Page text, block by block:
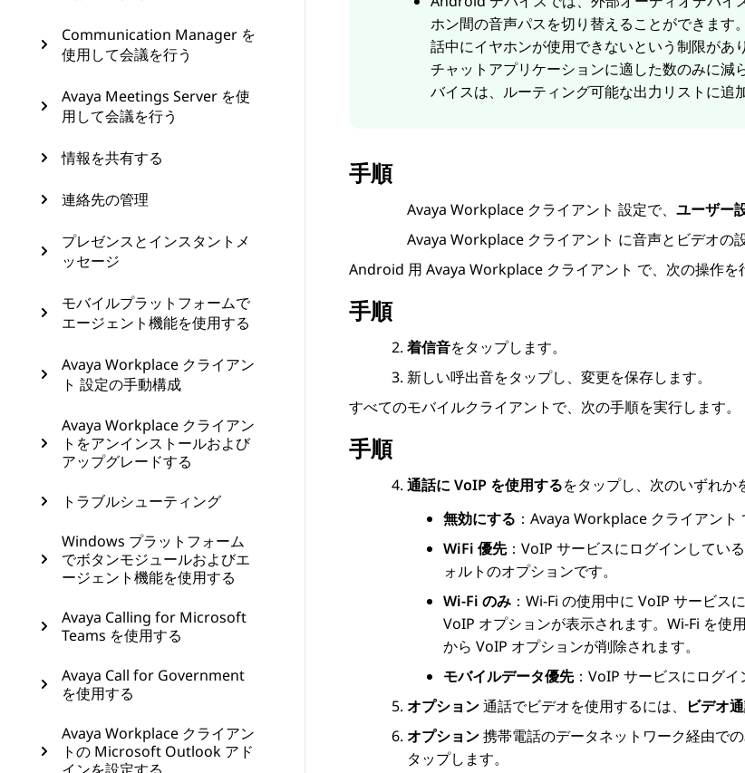
Communication Manager を
使用して会議を行う
Avaya Meetings Server を使
用して会議を行う
情報を共有する
連絡先の管理
プレゼンスとインスタントメ
ッセージ
モバイルプラットフォームで
エージェント機能を使用する
Avaya Workplace クライアン
ト 設定の手動構成
Avaya Workplace クライアン
トをアンインストールおよび
アップグレードする
トラブルシューティング
Windows プラットフォーム
でボタンモジュールおよびエ
ージェント機能を使用する
Avaya Calling for Microsoft
Teams を使用する
Avaya Call for Government
を使用する
Avaya Workplace クライアン
トの Microsoft Outlook アド
ホン間の音声パスを切り替えることができます。
話中にイヤホンが使用できないという制限があ
チャットアプリケーションに適した数のみに
バイスは、ルーティング可能な出力リストに追
手順
Avaya Workplace クライアント 設定で、 ユーザー
Avaya Workplace クライアント に音声とビデオの
Android 用 Avaya Workplace クライアント で、次の操作を
手順
着信音をタップします。
新しい呼出音をタップし、変更を保存します。
すべてのモバイルクライアントで、次の手順を実行します。
手順
通話に VoIP を使用するをタップし、次のいずれか
無効にする ： Avaya Workplace クライアント
WiFi 優先：VoIP サービスにログインしている
ォルトのオプションです。
Wi-Fi のみ ：Wi-Fi の使用中に VoIP サービス
VoIP オプションが表示されます。Wi-Fi を使
から VoIP オプションが削除されます。
モバイルデータ優先：VoIP サービスにログイ
オプション通話でビデオを使用するには、 ビデオ
オプション携帯電話のデータネットワーク経由で
タップします。